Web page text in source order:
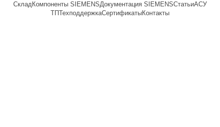
СкладКомпоненты SIEMENSДокументация SIEMENSСтатьиАСУ
ТПТехподдержкаСертификатыКонтакты